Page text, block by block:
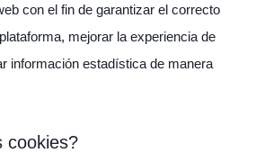
con el fin de garantizar el correcto
mejorar la experiencia de
información estadística de manera
cookies?